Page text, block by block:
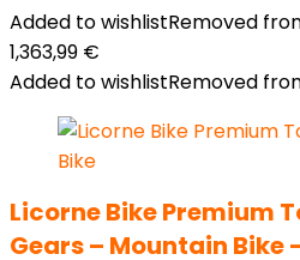
Added to wishlistRemoved
1,363,99 €
Added to wishlistRemoved
Licorne Bike Premium
Gears – Mountain Bike